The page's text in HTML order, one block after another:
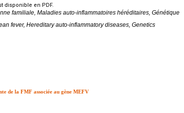
disponible en PDF.
familiale, Maladies auto-inflammatoires héréditaires, Génétique
fever, Hereditary auto-inflammatory diseases, Genetics
de la FMF associée au gène MEFV